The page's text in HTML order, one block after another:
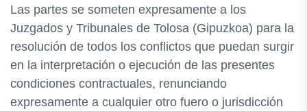
Las partes se someten expresamente a los
Juzgados y Tribunales de Tolosa (Gipuzkoa) para la
resolución de todos los conflictos que puedan surgir
en la interpretación o ejecución de las presentes
condiciones contractuales, renunciando
expresamente a cualquier otro fuero o jurisdicción